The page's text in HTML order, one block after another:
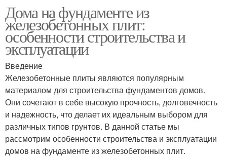
Дома на фундаменте из
железобетонных плит:
особенности строительства и
эксплуатации
Введение
Железобетонные плиты являются популярным
материалом для строительства фундаментов домов.
Они сочетают в себе высокую прочность, долговечность
и надежность, что делает их идеальным выбором для
различных типов грунтов. В данной статье мы
рассмотрим особенности строительства и эксплуатации
домов на фундаменте из железобетонных плит.